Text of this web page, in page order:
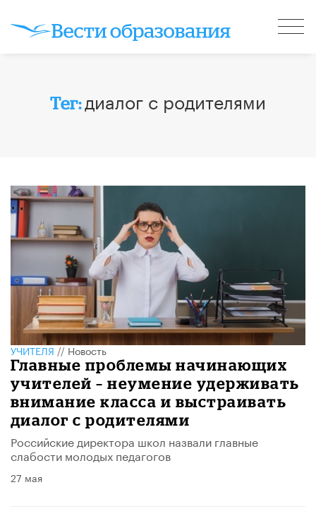
Тег:диалог с родителями
УЧИТЕЛЯ//Новость
Главные проблемы начинающих
учителей – неумение удерживать
внимание класса и выстраивать
диалог с родителями
Российские директора школ назвали главные
слабости молодых педагогов
27 мая